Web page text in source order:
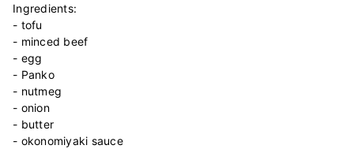
Ingredients:
- tofu
- minced beef
- egg
- Panko
- nutmeg
- onion
- butter
- okonomiyaki sauce